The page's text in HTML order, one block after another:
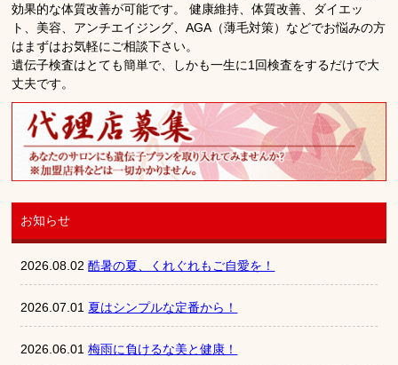
効果的な体質改善が可能です。 健康維持、体質改善、ダイエッ
ト、美容、アンチエイジング、AGA（薄毛対策）などでお悩みの方
はまずはお気軽にご相談下さい。
遺伝子検査はとても簡単で、しかも一生に1回検査をするだけで大
丈夫です。
お知らせ
2026.08.02酷暑の夏、くれぐれもご自愛を！
2026.07.01 夏はシンプルな定番から！
2026.06.01梅雨に負けるな美と健康！